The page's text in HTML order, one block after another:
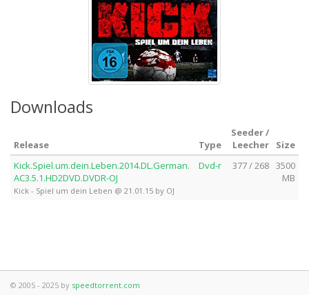
Downloads
Release Type
Seeder /
Leecher
Size
Kick.Spiel.um.dein.Leben.2014.DL.German.
AC3.5.1.HD2DVD.DVDR-OJ
Kick - Spiel um dein Leben @ 21.01.15 by OJ
Dvd-r 377 / 268 3500
MB
© 2005 - 2025 by speedtorrent.com